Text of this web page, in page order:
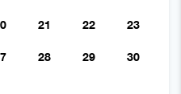
21 22 23
28 29 30